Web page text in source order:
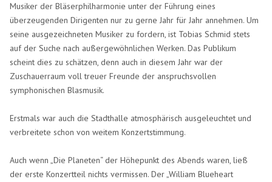
Musiker der Bläserphilharmonie unter der Führung eines
überzeugenden Dirigenten nur zu gerne Jahr für Jahr annehmen. Um
seine ausgezeichneten Musiker zu fordern, ist Tobias Schmid stets
auf der Suche nach außergewöhnlichen Werken. Das Publikum
scheint dies zu schätzen, denn auch in diesem Jahr war der
Zuschauerraum voll treuer Freunde der anspruchsvollen
symphonischen Blasmusik.
Erstmals war auch die Stadthalle atmosphärisch ausgeleuchtet und
verbreitete schon von weitem Konzertstimmung.
Auch wenn „Die Planeten“ der Höhepunkt des Abends waren, ließ
der erste Konzertteil nichts vermissen. Der „William Blueheart